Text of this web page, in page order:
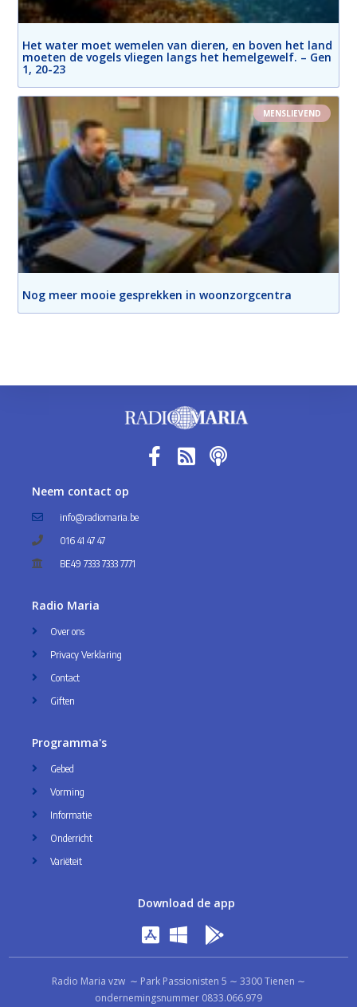
Het water moet wemelen van dieren, en boven het land
moeten de vogels vliegen langs het hemelgewelf. – Gen
1, 20-23
MENSLIEVEND
Nog meer mooie gesprekken in woonzorgcentra
Neem contact op
info@radiomaria.be
016 41 47 47
BE49 7333 7333 7771
Radio Maria
Over ons
Privacy Verklaring
Contact
Giften
Programma's
Gebed
Vorming
Informatie
Onderricht
Variëteit
Download de app
Radio Maria vzw ∼ Park Passionisten 5 ∼ 3300 Tienen ∼
ondernemingsnummer 0833.066.979